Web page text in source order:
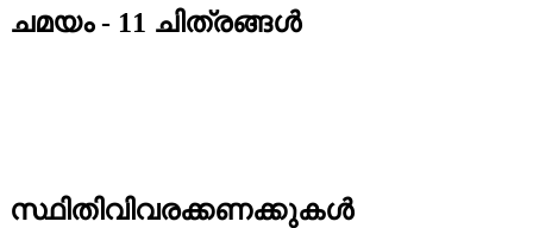
ചമയം - 11 ചിത്രങ്ങള്‍
സ്ഥിതിവിവരക്കണക്കുകള്‍